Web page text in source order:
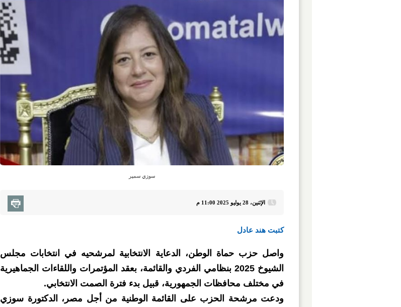
سوزي سمير
الإثنين، 28 يوليو 2025 11:00 م
كتبت هند عادل
واصل حزب حماة الوطن، الدعاية الانتخابية لمرشحيه في انتخابات مجلس
الشيوخ 2025 بنظامي الفردي والقائمة، بعقد المؤتمرات واللقاءات الجماهيرية
في مختلف محافظات الجمهورية، قبيل بدء فترة الصمت الانتخابي.
ودعت مرشحة الحزب على القائمة الوطنية من أجل مصر، الدكتورة سوزي